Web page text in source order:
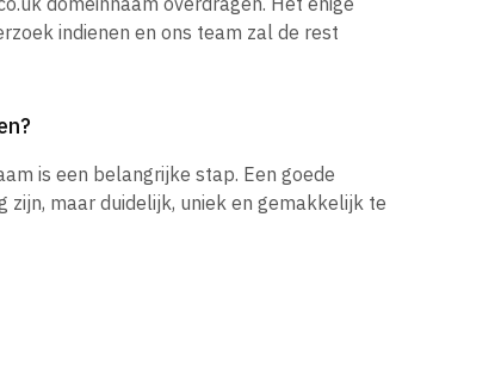
indienen en ons team zal de rest
is een belangrijke stap. Een goede
zijn, maar duidelijk, uniek en gemakkelijk te